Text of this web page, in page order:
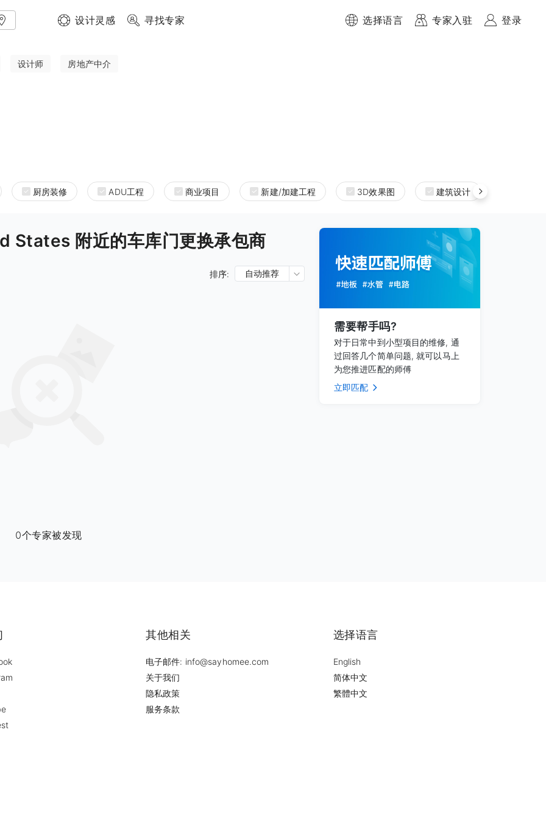
设计灵感 寻找专家 选择语言 专家入驻 登录
设计师 房地产中介
厨房装修 ADU工程 商业项目 新建/加建工程 3D效果图 建筑设计
附近的车库门更换承包商
排序: 自动推荐
0个专家被发现
需要帮手吗?
对于日常中到小型项目的维修, 通
过回答几个简单问题, 就可以马上
为您推进匹配的师傅
立即匹配
其他相关
电子邮件: info@sayhomee.com
关于我们
隐私政策
服务条款
选择语言
English
简体中文
繁體中文